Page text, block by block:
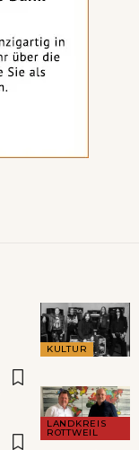
KULTUR
LANDKREIS
ROTTWEIL